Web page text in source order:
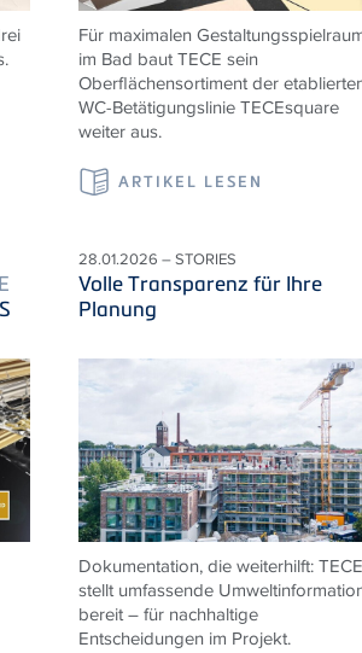
Für maximalen
im Bad baut TECE sein
Oberflächensortiment der
WC-Betätigungslinie TECEsquare
weiter aus.
ARTIKEL LESEN
28.01.2026 – STORIES
Volle Transparenz für Ihre
Planung
Dokumentation, die weiterhilft:TECE
stellt umfassende
bereit – für nachhaltige
Entscheidungen im Projekt.